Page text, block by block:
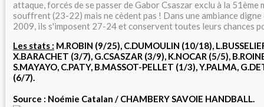
attaque, forcés de se passer de Gabor Csaszar exclu à la 51ème
souffrent (23-22) mais ne cèdent pas ! Dans une ambiance
2009, ils s'imposent 27-24 et conservent toutes leurs chances
Les stats : M.ROBIN (9/25), C.DUMOULIN (10/18),
X.BARACHET (3/7), G.CSASZAR (3/9), K.NOCAR (5/5),
S.MAYAYO, C.PATY, B.MASSOT-PELLET (1/3), Y.PALMA,
(6/7).
Source : Noémie Catalan / CHAMBERY SAVOIE HANDBALL.